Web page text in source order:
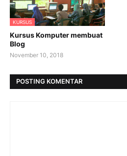
KURSUS
Kursus Komputer membuat
Blog
November 10, 2018
POSTING KOMENTAR